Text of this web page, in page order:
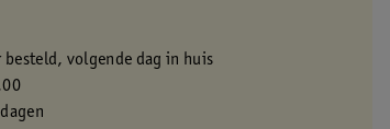
besteld, volgende dag in huis